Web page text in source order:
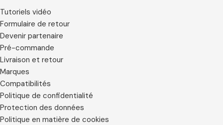
Tutoriels vidéo
Formulaire de retour
Devenir partenaire
Pré-commande
Livraison et retour
Marques
Compatibilités
Politique de confidentialité
Protection des données
Politique en matière de cookies